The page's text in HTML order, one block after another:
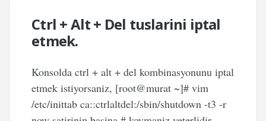
Ctrl + Alt + Del tuslarini iptal
etmek.
Konsolda ctrl + alt + del kombinasyonunu iptal
etmek istiyorsaniz, [root@murat ~]# vim
/etc/inittab ca::ctrlaltdel:/sbin/shutdown -t3 -r